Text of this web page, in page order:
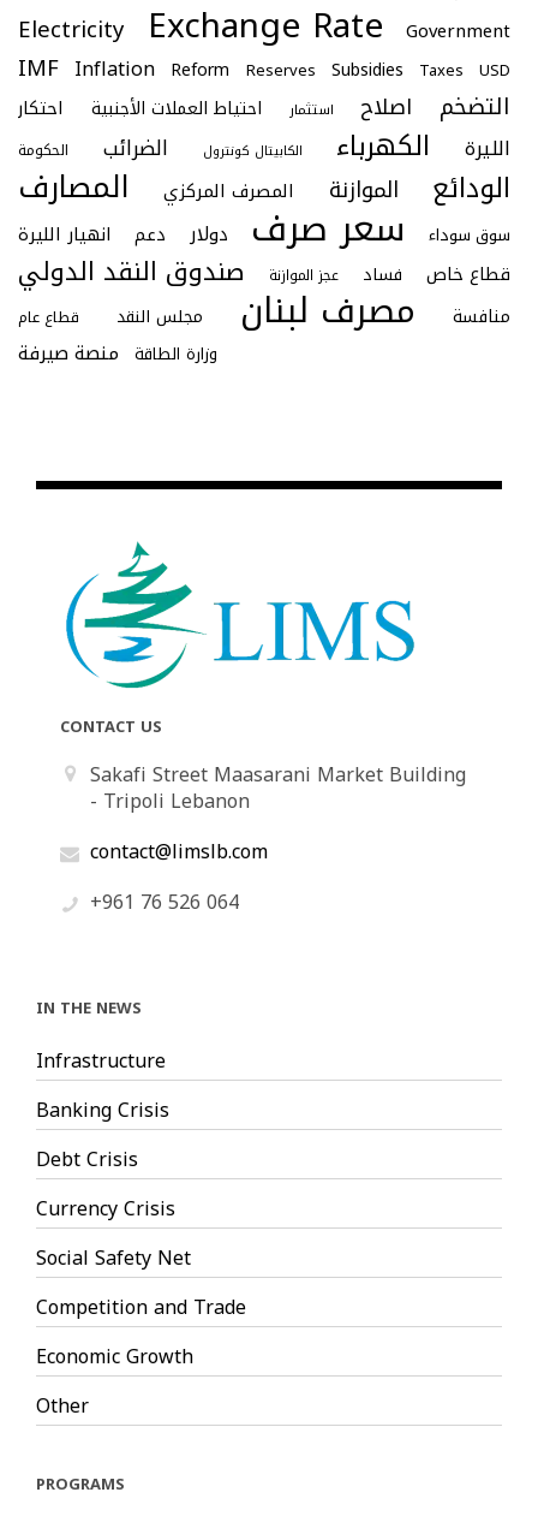
Electricity Exchange Rate Government
IMF Inflation Reform Reserves Subsidies Taxes USD
احتكار احتياط العملات الأجنبية استثمار اصلاح التضخم
الحكومة الضرائب الكابيتال كونترول الكهرباء الليرة
المصارف المصرف المركزي الموازنة الودائع
انهيار الليرة دعم دولار سعر صرف سوق سوداء
صندوق النقد الدولي عجز الموازنة فساد قطاع خاص
قطاع عام مجلس النقد مصرف لبنان منافسة
منصة صيرفة وزارة الطاقة
CONTACT US
Sakafi Street Maasarani Market Building
- Tripoli Lebanon
contact@limslb.com
+961 76 526 064
IN THE NEWS
Infrastructure
Banking Crisis
Debt Crisis
Currency Crisis
Social Safety Net
Competition and Trade
Economic Growth
Other
PROGRAMS